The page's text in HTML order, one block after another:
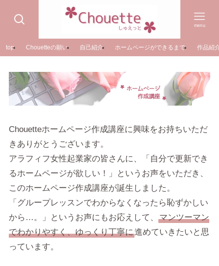
menu
top Chouetteの願い 自己紹介 ホームページができるまで 作品紹
Chouetteホームページ作成講座に興味をお持ちいただ
きありがとうございます。
アラフィフ女性起業家の皆さんに、「自分で更新でき
るホームページが欲しい！」というお声をいただき、
このホームページ作成講座が誕生しました。
「グループレッスンでわからなくなったら恥ずかしい
から…。」というお声にもお応えして、
マンツーマン
でわかりやすく、ゆっくり丁寧に進めていきたいと思
っています。